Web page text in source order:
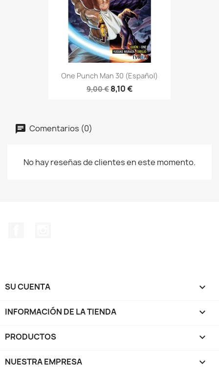
One Punch Man 30 (Español)
9,00 € 8,10 €
Comentarios (0)
No hay reseñas de clientes en este momento.
SU CUENTA 
INFORMACIÓN DE LA TIENDA keyboard_arrow_down
PRODUCTOS 
NUESTRA EMPRESA 